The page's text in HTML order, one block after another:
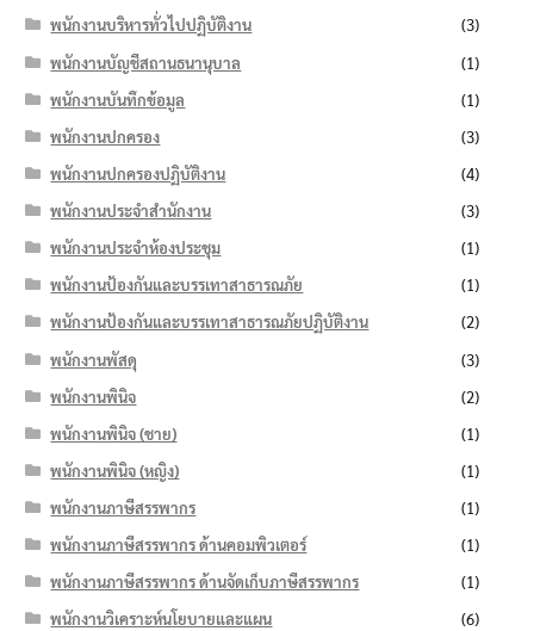
พนักงานบริหารทั่วไปปฏิบัติงาน
(3)
พนักงานบัญชีสถานธนานุบาล
(1)
พนักงานบันทึกข้อมูล
(1)
พนักงานปกครอง
(3)
พนักงานปกครองปฏิบัติงาน
(4)
พนักงานประจำสำนักงาน
(3)
พนักงานประจำห้องประชุม
(1)
พนักงานป้องกันและบรรเทาสาธารณภัย
(1)
พนักงานป้องกันและบรรเทาสาธารณภัยปฏิบัติงาน
(2)
พนักงานพัสดุ
(3)
พนักงานพินิจ
(2)
พนักงานพินิจ (ชาย)
(1)
พนักงานพินิจ (หญิง)
(1)
พนักงานภาษีสรรพากร
(1)
พนักงานภาษีสรรพากร ด้านคอมพิวเตอร์
(1)
พนักงานภาษีสรรพากร ด้านจัดเก็บภาษีสรรพากร
(1)
พนักงานวิเคราะห์นโยบายและแผน
(6)